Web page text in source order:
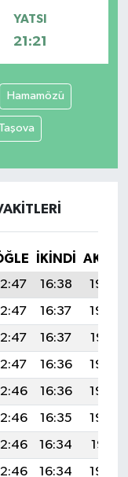
YATSI
21:21
Hamamözü
Taşova
İKINDI
16:38
19:49
16:37
19:48
16:37
19:47
16:36
19:46
16:36
19:44
16:35
19:43
16:34
19:41
16:34
19:40